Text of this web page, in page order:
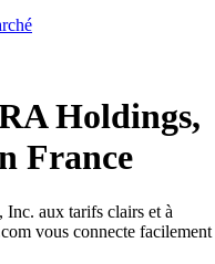
Holdings,
France
aux tarifs clairs et à
vous connecte facilement